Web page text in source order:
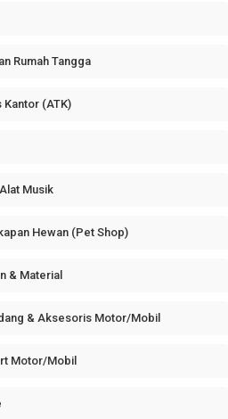
Rumah Tangga
(ATK)
Musik
Hewan (Pet Shop)
& Material
& Aksesoris Motor/Mobil
Motor/Mobil